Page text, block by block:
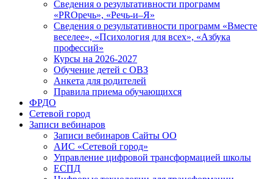
Сведения о результативности программ
«PROречь», «Речь-и–Я»
Сведения о результативности программ «Вместе
веселее», «Психология для всех», «Азбука
профессий»
Курсы на 2026-2027
Обучение детей с ОВЗ
Анкета для родителей
Правила приема обучающихся
ФРДО
Сетевой город
Записи вебинаров
Записи вебинаров Сайты ОО
АИС «Сетевой город»
Управление цифровой трансформацией школы
ЕСПД